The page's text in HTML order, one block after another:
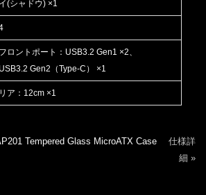
イ(シャドウ) ×1
フロントポート：USB3.2 Gen1 ×2、
USB3.2 Gen2（Type-C） ×1
リア：12cm ×1
Tempered Glass MicroATX Case 仕様詳
細 »